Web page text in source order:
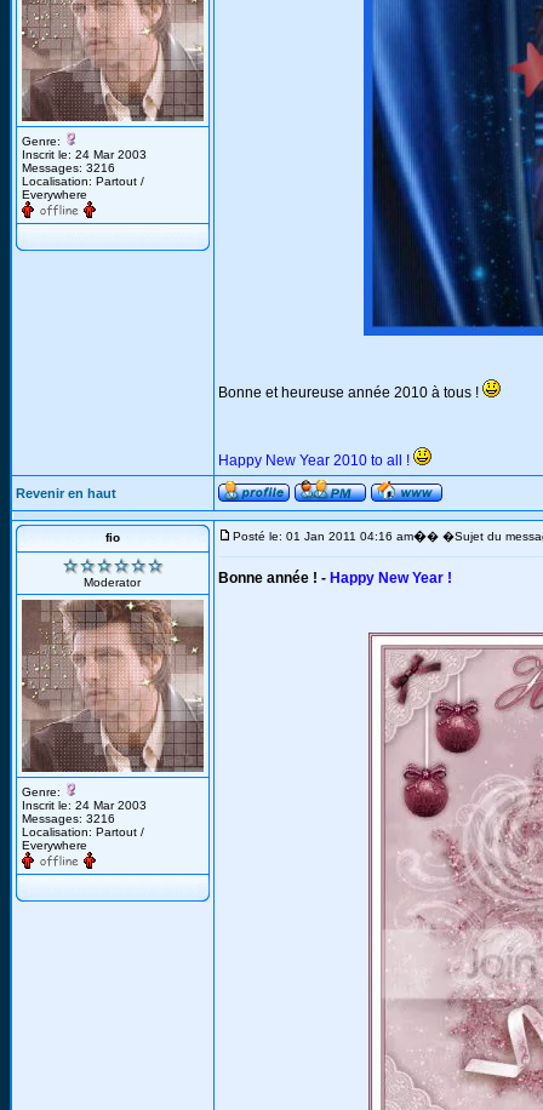
Genre:
Inscrit le: 24 Mar 2003
Messages: 3216
Localisation: Partout /
Everywhere
Bonne et heureuse année 2010 à tous !
Happy New Year 2010 to all !
Revenir en haut
fio
Moderator
Genre:
Inscrit le: 24 Mar 2003
Messages: 3216
Localisation: Partout /
Everywhere
Posté le: 01 Jan 2011 04:16 am�� �Sujet du
Bonne année ! - Happy New Year !